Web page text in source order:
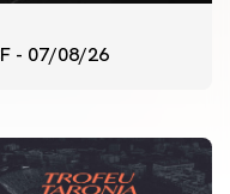
- 07/08/26
CF 7/8/2026